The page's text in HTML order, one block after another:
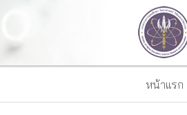
หน้าแรก